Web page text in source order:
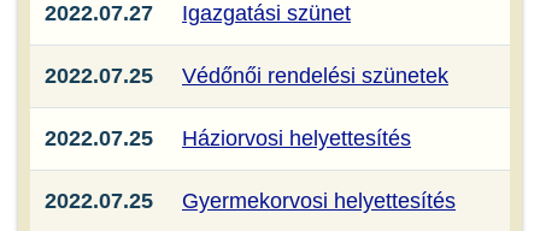
2022.07.27 Igazgatási szünet
2022.07.25 Védőnői rendelési szünetek
2022.07.25 Háziorvosi helyettesítés
2022.07.25 Gyermekorvosi helyettesítés